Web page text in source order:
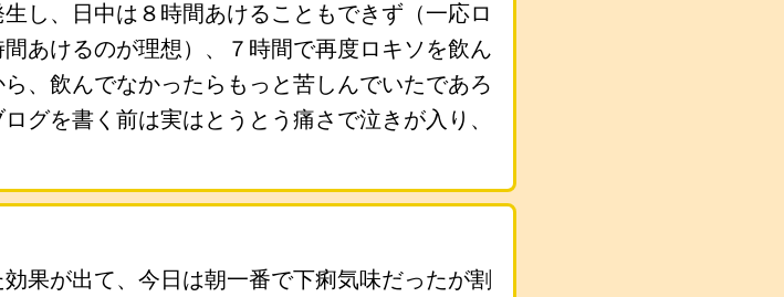
し、日中は８時間あけることもできず（一応ロ
あけるのが理想）、７時間で再度ロキソを飲ん
、飲んでなかったらもっと苦しんでいたであろ
グを書く前は実はとうとう痛さで泣きが入り、
果が出て、今日は朝一番で下痢気味だったが割